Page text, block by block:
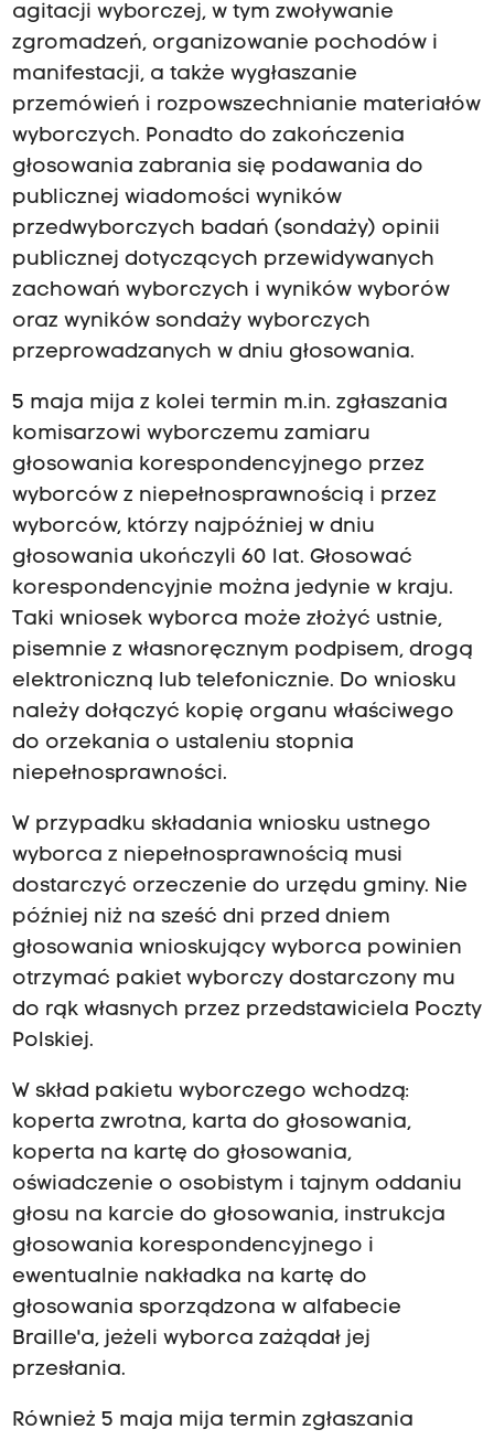
agitacji wyborczej, w tym zwoływanie
zgromadzeń, organizowanie pochodów i
manifestacji, a także wygłaszanie
przemówień i rozpowszechnianie materiałów
wyborczych. Ponadto do zakończenia
głosowania zabrania się podawania do
publicznej wiadomości wyników
przedwyborczych badań (sondaży) opinii
publicznej dotyczących przewidywanych
zachowań wyborczych i wyników wyborów
oraz wyników sondaży wyborczych
przeprowadzanych w dniu głosowania.
5 maja mija z kolei termin m.in. zgłaszania
komisarzowi wyborczemu zamiaru
głosowania korespondencyjnego przez
wyborców z niepełnosprawnością i przez
wyborców, którzy najpóźniej w dniu
głosowania ukończyli 60 lat. Głosować
korespondencyjnie można jedynie w kraju.
Taki wniosek wyborca może złożyć ustnie,
pisemnie z własnoręcznym podpisem, drogą
elektroniczną lub telefonicznie. Do wniosku
należy dołączyć kopię organu właściwego
do orzekania o ustaleniu stopnia
niepełnosprawności.
W przypadku składania wniosku ustnego
wyborca z niepełnosprawnością musi
dostarczyć orzeczenie do urzędu gminy. Nie
później niż na sześć dni przed dniem
głosowania wnioskujący wyborca powinien
otrzymać pakiet wyborczy dostarczony mu
do rąk własnych przez przedstawiciela Poczty
Polskiej.
W skład pakietu wyborczego wchodzą:
koperta zwrotna, karta do głosowania,
koperta na kartę do głosowania,
oświadczenie o osobistym i tajnym oddaniu
głosu na karcie do głosowania, instrukcja
głosowania korespondencyjnego i
ewentualnie nakładka na kartę do
głosowania sporządzona w alfabecie
Braille'a, jeżeli wyborca zażądał jej
przesłania.
Również 5 maja mija termin zgłaszania